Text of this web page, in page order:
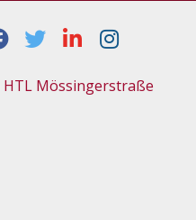
HTL Mössingerstraße